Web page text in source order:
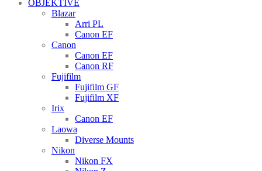
OBJEKTIVE
Blazar
Arri PL
Canon EF
Canon
Canon EF
Canon RF
Fujifilm
Fujifilm GF
Fujifilm XF
Irix
Canon EF
Laowa
Diverse Mounts
Nikon
Nikon FX